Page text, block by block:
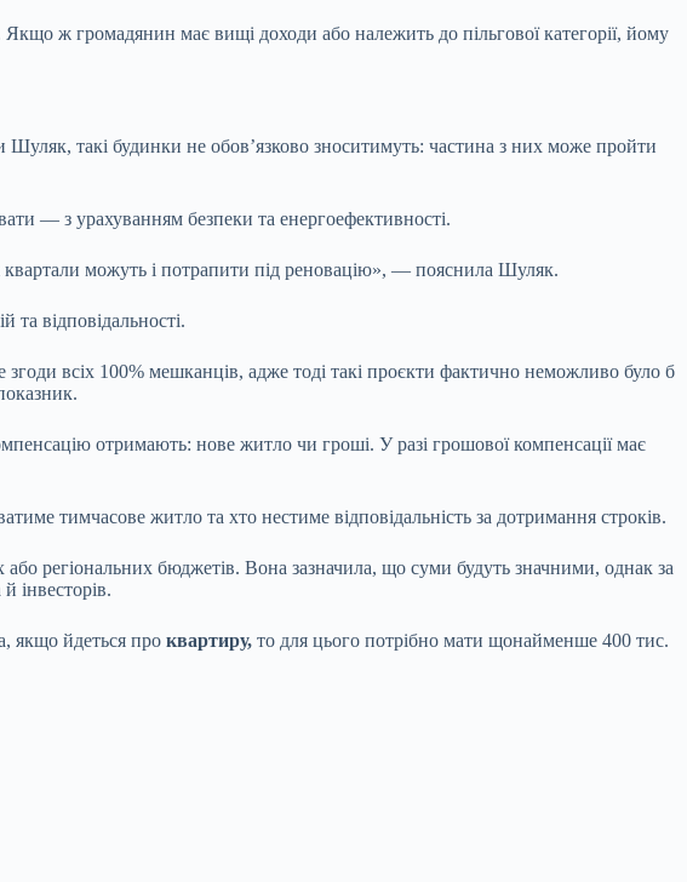
ж громадянин має вищі доходи або належить до пільгової категорії, йому
такі будинки не обов’язково зноситимуть: частина з них може пройти
— з урахуванням безпеки та енергоефективності.
квартали можуть і потрапити під реновацію», — пояснила Шуляк.
відповідальності.
всіх 100% мешканців, адже тоді такі проєкти фактично неможливо було б
отримають: нове житло чи гроші. У разі грошової компенсації має
тимчасове житло та хто нестиме відповідальність за дотримання строків.
регіональних бюджетів. Вона зазначила, що суми будуть значними, однак за
інвесторів.
якщо йдеться про квартиру, то для цього потрібно мати щонайменше 400 тис.